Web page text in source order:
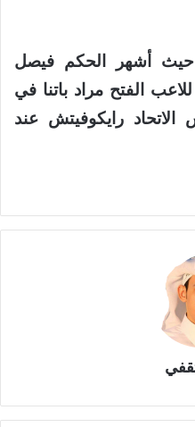
حيث أشهر الحكم فيصل
للاعب الفتح مراد باتنا في
لحارس الاتحاد رايكوفيتش عند